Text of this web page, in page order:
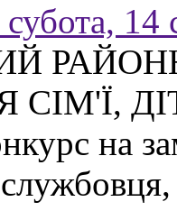
14
СІМ'Ї,
на